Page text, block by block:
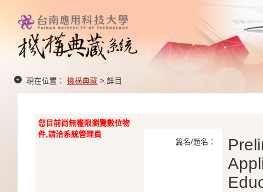
現在位置： 機構典藏 > 詳目
您目前尚無權限瀏覽數位物
件,請洽系統管理員
篇名/題名：